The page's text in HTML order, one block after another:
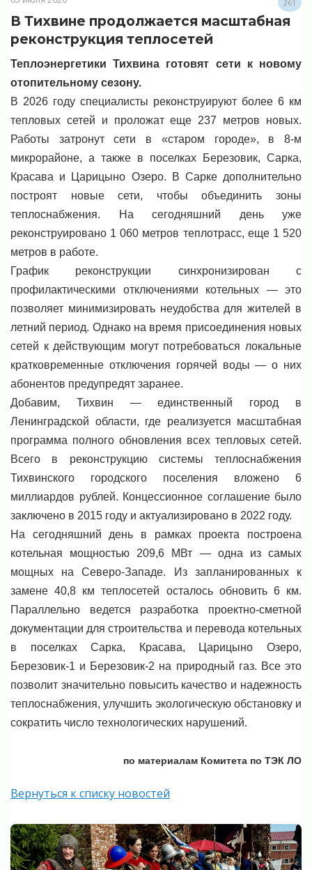
261
В Тихвине продолжается масштабная
реконструкция теплосетей
Теплоэнергетики Тихвина готовят сети к новому
отопительному сезону.
В 2026 году специалисты реконструируют более 6 км
тепловых сетей и проложат еще 237 метров новых.
Работы затронут сети в «старом городе», в 8-м
микрорайоне, а также в поселках Березовик, Сарка,
Красава и Царицыно Озеро. В Сарке дополнительно
построят новые сети, чтобы объединить зоны
теплоснабжения. На сегодняшний день уже
реконструировано 1 060 метров теплотрасс, еще 1 520
метров в работе.
График реконструкции синхронизирован с
профилактическими отключениями котельных — это
позволяет минимизировать неудобства для жителей в
летний период. Однако на время присоединения новых
сетей к действующим могут потребоваться локальные
кратковременные отключения горячей воды — о них
абонентов предупредят заранее.
Добавим, Тихвин — единственный город в
Ленинградской области, где реализуется масштабная
программа полного обновления всех тепловых сетей.
Всего в реконструкцию системы теплоснабжения
Тихвинского городского поселения вложено 6
миллиардов рублей. Концессионное соглашение было
заключено в 2015 году и актуализировано в 2022 году.
На сегодняшний день в рамках проекта построена
котельная мощностью 209,6 МВт — одна из самых
мощных на Северо-Западе. Из запланированных к
замене 40,8 км теплосетей осталось обновить 6 км.
Параллельно ведется разработка проектно-сметной
документации для строительства и перевода котельных
в поселках Сарка, Красава, Царицыно Озеро,
Березовик-1 и Березовик-2 на природный газ. Все это
позволит значительно повысить качество и надежность
теплоснабжения, улучшить экологическую обстановку и
сократить число технологических нарушений.
по материалам Комитета по ТЭК ЛО
Вернуться к списку новостей